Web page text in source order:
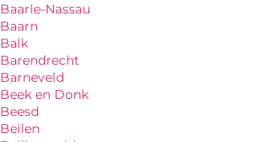
Baarle-Nassau
Baarn
Balk
Barendrecht
Barneveld
Beek en Donk
Beesd
Beilen